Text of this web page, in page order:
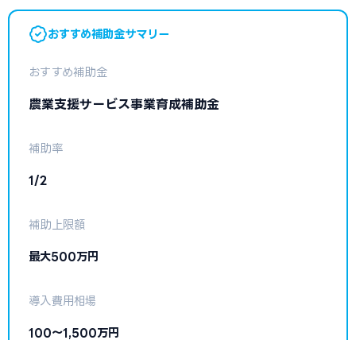
おすすめ補助金サマリー
おすすめ補助金
農業支援サービス事業育成補助金
補助率
1/2
補助上限額
最大500万円
導入費用相場
100〜1,500万円